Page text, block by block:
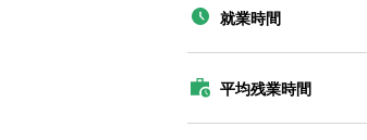
就業時間
平均残業時間